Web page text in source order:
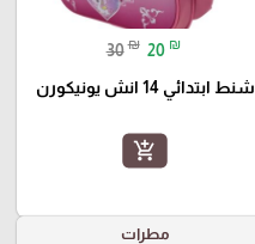
30 ₪ 20 ₪
شنط ابتدائي 14 انش يونيكورن
add_shopping_cart
مطرات